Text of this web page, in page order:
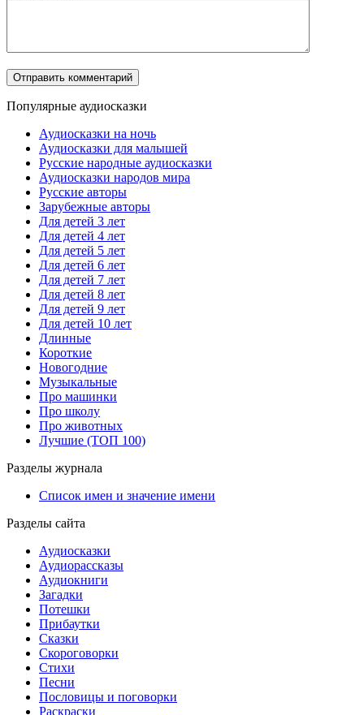
Популярные аудиосказки
Аудиосказки на ночь
Аудиосказки для малышей
Русские народные аудиосказки
Аудиосказки народов мира
Русские авторы
Зарубежные авторы
Для детей 3 лет
Для детей 4 лет
Для детей 5 лет
Для детей 6 лет
Для детей 7 лет
Для детей 8 лет
Для детей 9 лет
Для детей 10 лет
Длинные
Короткие
Новогодние
Музыкальные
Про машинки
Про школу
Про животных
Лучшие (ТОП 100)
Разделы журнала
Список имен и значение имени
Разделы сайта
Аудиосказки
Аудиорассказы
Аудиокниги
Загадки
Потешки
Прибаутки
Сказки
Скороговорки
Стихи
Песни
Пословицы и поговорки
Раскраски